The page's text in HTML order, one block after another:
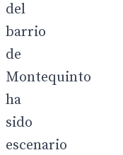
del
barrio
de
Montequinto
ha
sido
escenario